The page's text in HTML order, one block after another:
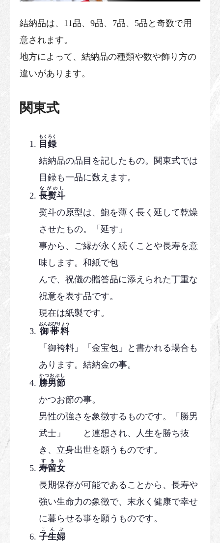
結納品は、11品、9品、7品、5品と奇数で用
意されます。
地方によって、結納品の種類や数や飾り方の
違いがあります。
関東式
目録
もくろく
結納品の品目を記したもの。関東式では
目録も一品に数えます。
長熨斗
ながのし
熨斗の原型は、鮑を薄く長く延して乾燥
させたもの。「延す」
事から、ご縁が永く続くことや長寿を意
味します。和紙で包
んで、祝儀の贈答品に添えられた丁重な
祝意を表す品です。
現在は紙製です。
御帯料
おんおびりょう
「御袴料」「金宝包」と書かれる場合も
あります。結納金の事。
勝男節
かつおぶし
かつお節の事。
男性の強さを象徴するものです。「勝男
武士」 と連想され、人生を勝ち抜
き、立身出世を願うものです。
寿留女
するめ
長期保存が可能であることから、長寿や
強い生命力の象徴で、末永く健康で幸せ
に暮らせる事を願うものです。
子生婦
こんぶ